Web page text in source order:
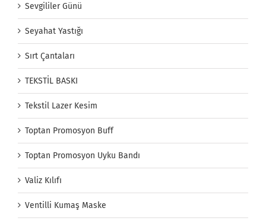
Sevgililer Günü
Seyahat Yastığı
Sırt Çantaları
TEKSTİL BASKI
Tekstil Lazer Kesim
Toptan Promosyon Buff
Toptan Promosyon Uyku Bandı
Valiz Kılıfı
Ventilli Kumaş Maske